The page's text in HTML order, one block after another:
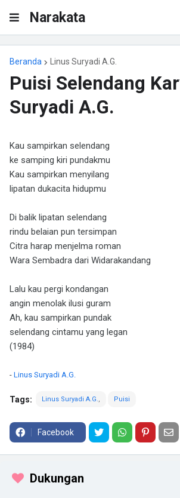
Narakata
Beranda Linus Suryadi A.G.
Puisi Selendang
Suryadi A.G.
Kau sampirkan selendang
ke samping kiri pundakmu
Kau sampirkan menyilang
lipatan dukacita hidupmu
Di balik lipatan selendang
rindu belaian pun tersimpan
Citra harap menjelma roman
Wara Sembadra dari Widarakandang
Lalu kau pergi kondangan
angin menolak ilusi guram
Ah, kau sampirkan pundak
selendang cintamu yang legan
(1984)
- Linus Suryadi A.G.
Tags: Linus Suryadi A.G. Puisi
Facebook
Dukungan